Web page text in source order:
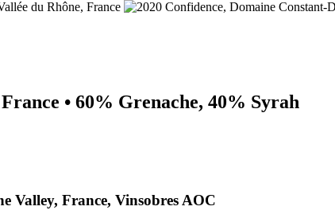
• 60% Grenache, 40% Syrah
Valley, France, Vinsobres AOC